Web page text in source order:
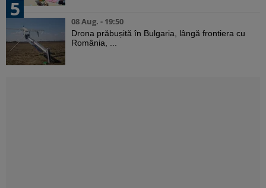
5
08 Aug. - 19:50
Drona prăbușită în Bulgaria, lângă frontiera cu
România, ...